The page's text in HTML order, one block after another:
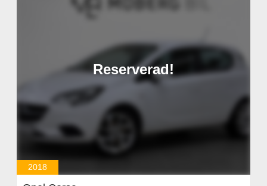
Reserverad!
2018